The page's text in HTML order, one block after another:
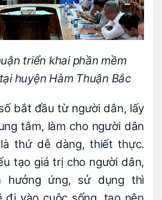
triển khai phần mềm
huyện Hàm Thuận Bắc
bắt đầu từ người dân, lấy
tâm, làm cho người dân
thứ dễ dàng, thiết thực.
tạo giá trị cho người dân,
hưởng ứng, sử dụng thì